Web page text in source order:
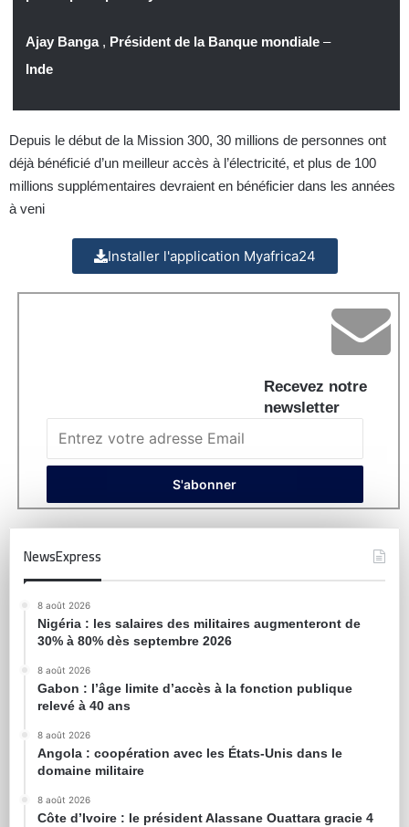
Ajay Banga , Président de la Banque mondiale–
Inde
Depuis le début de la Mission 300, 30 millions de personnes ont
déjà bénéficié d’un meilleur accès à l’électricité, et plus de 100
millions supplémentaires devraient en bénéficier dans les années
à veni
Installer l'application Myafrica24
Recevez notre
newsletter
NewsExpress
8 août 2026
Nigéria : les salaires des militaires augmenteront de
30% à 80% dès septembre 2026
8 août 2026
Gabon : l’âge limite d’accès à la fonction publique
relevé à 40 ans
8 août 2026
Angola : coopération avec les États-Unis dans le
domaine militaire
8 août 2026
Côte d’Ivoire : le président Alassane Ouattara gracie 4